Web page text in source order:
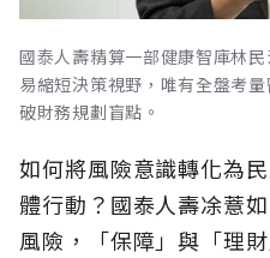
國泰人壽精算一部健康智庫林
易縮短決策視野，唯有全盤考
破財務規劃盲點。
如何將風險意識轉化為
體行動？國泰人壽凃薏
風險，「保障」與「理